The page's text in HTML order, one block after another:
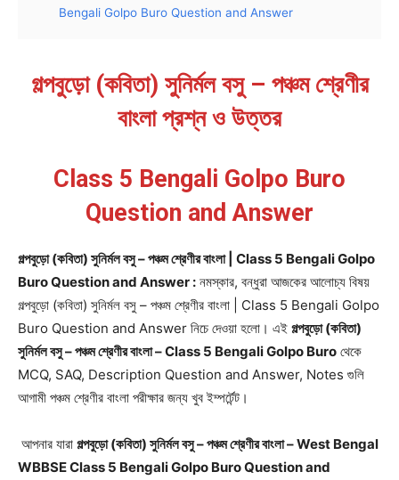
Bengali Golpo Buro Question and Answer
গল্পবুড়ো (কবিতা) সুনির্মল বসু – পঞ্চম শ্রেণীর
বাংলা প্রশ্ন ও উত্তর
Class 5 Bengali Golpo Buro
Question and Answer
গল্পবুড়ো (কবিতা) সুনির্মল বসু – পঞ্চম শ্রেণীর বাংলা | Class 5 Bengali Golpo
Buro Question and Answer : নমস্কার, বন্ধুরা আজকের আলোচ্য বিষয়
গল্পবুড়ো (কবিতা) সুনির্মল বসু – পঞ্চম শ্রেণীর বাংলা | Class 5 Bengali Golpo
Buro Question and Answer নিচে দেওয়া হলো। এই গল্পবুড়ো (কবিতা)
সুনির্মল বসু – পঞ্চম শ্রেণীর বাংলা – Class 5 Bengali Golpo Buro থেকে
MCQ, SAQ, Description Question and Answer, Notes গুলি
আগামী পঞ্চম শ্রেণীর বাংলা পরীক্ষার জন্য খুব ইম্পর্টেন্ট।
আপনার যারা গল্পবুড়ো (কবিতা) সুনির্মল বসু – পঞ্চম শ্রেণীর বাংলা – West Bengal
WBBSE Class 5 Bengali Golpo Buro Question and